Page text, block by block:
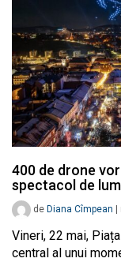
400 de drone
spectacol de
de Diana Cîmpean
Vineri, 22 mai,
central al unui